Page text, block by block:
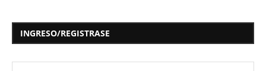
INGRESO/REGISTRASE